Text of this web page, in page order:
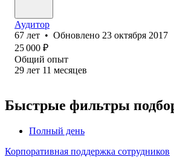
Аудитор
67 лет • Обновлено 23 октября 2017
25 000 ₽
Общий опыт
29 лет 11 месяцев
Быстрые фильтры
Полный день
Корпоративная поддержка сотрудников